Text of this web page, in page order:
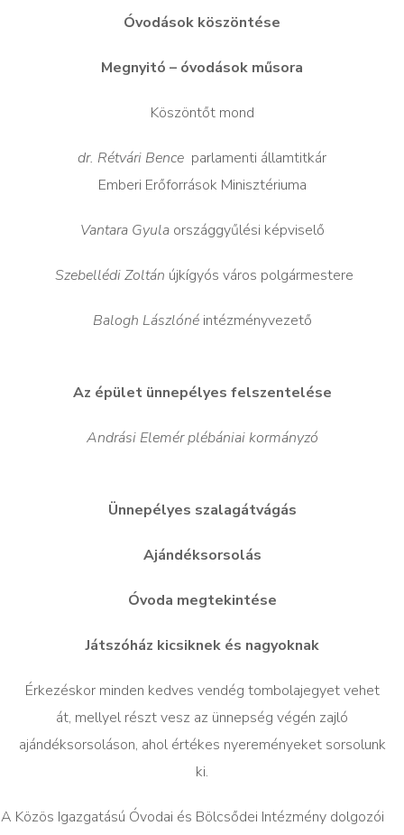
Óvodások köszöntése
Megnyitó – óvodások műsora
Köszöntőt mond
dr. Rétvári Bence parlamenti államtitkár
Emberi Erőforrások Minisztériuma
Vantara Gyulaországgyűlési képviselő
Szebellédi Zoltán újkígyós város polgármestere
Balogh Lászlónéintézményvezető
Az épület ünnepélyes felszentelése
Andrási Elemér plébániai kormányzó
Ünnepélyes szalagátvágás
Ajándéksorsolás
Óvoda megtekintése
Játszóház kicsiknek és nagyoknak
Érkezéskor minden kedves vendég tombolajegyet vehet
át, mellyel részt vesz az ünnepség végén zajló
ajándéksorsoláson, ahol értékes nyereményeket sorsolunk
ki.
A Közös Igazgatású Óvodai és Bölcsődei Intézmény dolgozói